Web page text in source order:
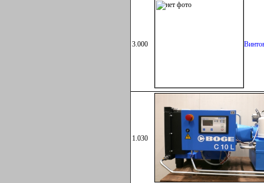
3.000
1.030